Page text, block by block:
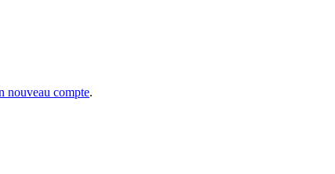
nouveau compte.